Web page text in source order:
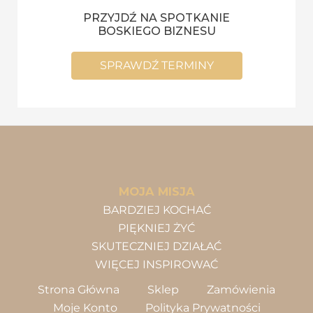
PRZYJDŹ NA SPOTKANIE
BOSKIEGO BIZNESU
SPRAWDŹ TERMINY
MOJA MISJA
BARDZIEJ KOCHAĆ
PIĘKNIEJ ŻYĆ
SKUTECZNIEJ DZIAŁAĆ
WIĘCEJ INSPIROWAĆ
Strona Główna
Sklep
Zamówienia
Moje Konto
Polityka Prywatności